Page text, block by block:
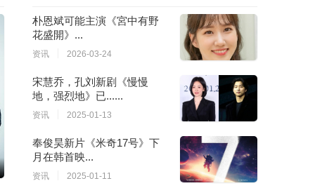
朴恩斌可能主演《宮中有野
花盛開》...
资讯 2026-03-24
宋慧乔，孔刘新剧《慢慢
地，强烈地》已......
资讯 2025-01-13
奉俊昊新片《米奇17号》下
月在韩首映...
资讯 2025-01-11